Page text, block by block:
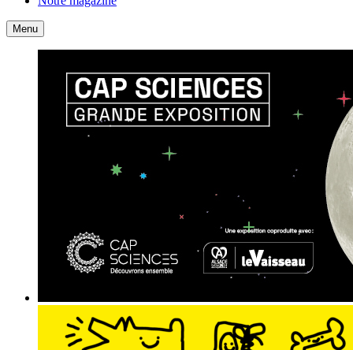
Accueil
Menu Contact